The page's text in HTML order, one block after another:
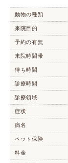
動物の種類
来院目的
予約の有無
来院時間帯
待ち時間
診療時間
診療領域
症状
病名
ペット保険
料金